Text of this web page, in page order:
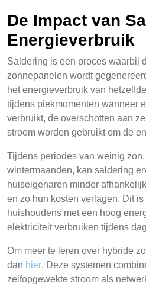
De Impact van
Energieverbruik
Saldering is een proces waarbij
zonnepanelen wordt
het energieverbruik van
tijdens piekmomenten wanneer
verbruikt, de overschotten aan
stroom worden gebruikt om de
Tijdens periodes van weinig
wintermaanden, kan saldering
huiseigenaren minder
en zo hun kosten verlagen. Dit
huishoudens met een hoog
elektriciteit verbruiken tijdens
Om meer te leren over hybride
dan hier. Deze systemen
zelfopgewekte stroom als